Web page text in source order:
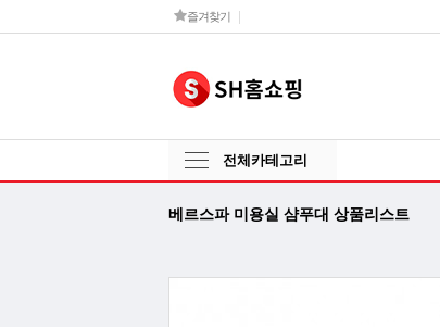
즐겨찾기
전체카테고리
베르스파 미용실 샴푸대 상품리스트